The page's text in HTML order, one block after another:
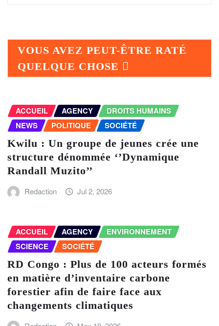
VOUS AVEZ PEUT-ÊTRE RATÉ
QUELQUE CHOSE
ACCUEIL AGENCY
DROITS HUMAINS
NEWS
POLITIQUE SOCIÉTÉ
Kwilu : Un groupe de jeunes crée une
structure dénommée ‘’Dynamique
Randall Muzito’’
Redaction Jul 2, 2026
ACCUEIL AGENCY
ENVIRONNEMENT
SCIENCE
SOCIÉTÉ
RD Congo : Plus de 100 acteurs formés
en matière d’inventaire carbone
forestier afin de faire face aux
changements climatiques